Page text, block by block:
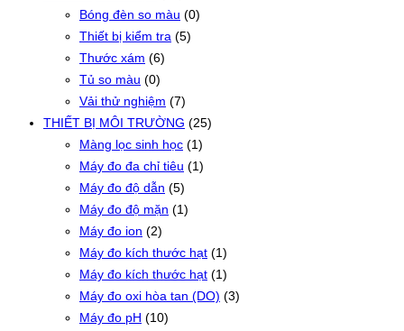
Bóng đèn so màu (0)
Thiết bị kiểm tra (5)
Thước xám (6)
Tủ so màu (0)
Vải thử nghiệm (7)
THIẾT BỊ MÔI TRƯỜNG (25)
Màng lọc sinh học (1)
Máy đo đa chỉ tiêu (1)
Máy đo độ dẫn (5)
Máy đo độ mặn (1)
Máy đo ion (2)
Máy đo kích thước hạt (1)
Máy đo kích thước hạt (1)
Máy đo oxi hòa tan (DO) (3)
Máy đo pH (10)